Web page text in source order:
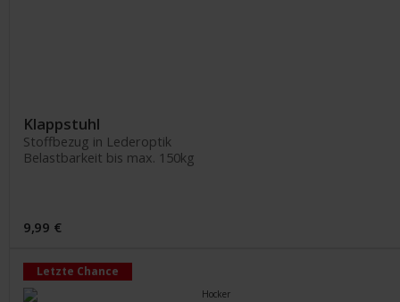
Klappstuhl
Stoffbezug in Lederoptik
Belastbarkeit bis max. 150kg
9,99 €
Letzte Chance